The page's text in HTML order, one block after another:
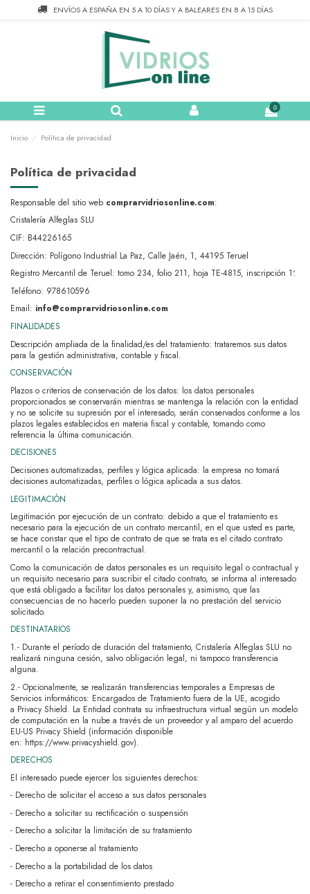
ENVÍOS A ESPAÑA EN 5 A 10 DÍAS Y A BALEARES EN 8 A 15 DÍAS
0
Inicio Política de privacidad
Política de privacidad
Responsable del sitio web comprarvidriosonline.com:
Cristalería Alfeglas SLU
CIF: B44226165
Dirección: Polígono Industrial La Paz, Calle Jaén, 1, 44195 Teruel
Registro Mercantil de Teruel: tomo 234, folio 211, hoja TE-4815, inscripción 1ª.
Teléfono: 978610596
Email: info@comprarvidriosonline.com
FINALIDADES
Descripción ampliada de la finalidad/es del tratamiento: trataremos sus datos
para la gestión administrativa, contable y fiscal.
CONSERVACIÓN
Plazos o criterios de conservación de los datos: los datos personales
proporcionados se conservarán mientras se mantenga la relación con la entidad
y no se solicite su supresión por el interesado, serán conservados conforme a los
plazos legales establecidos en materia fiscal y contable, tomando como
referencia la última comunicación.
DECISIONES
Decisiones automatizadas, perfiles y lógica aplicada: la empresa no tomará
decisiones automatizadas, perfiles o lógica aplicada a sus datos.
LEGITIMACIÓN
Legitimación por ejecución de un contrato: debido a que el tratamiento es
necesario para la ejecución de un contrato mercantil, en el que usted es parte,
se hace constar que el tipo de contrato de que se trata es el citado contrato
mercantil o la relación precontractual.
Como la comunicación de datos personales es un requisito legal o contractual y
un requisito necesario para suscribir el citado contrato, se informa al interesado
que está obligado a facilitar los datos personales y, asimismo, que las
consecuencias de no hacerlo pueden suponer la no prestación del servicio
solicitado.
DESTINATARIOS
1.- Durante el período de duración del tratamiento, Cristalería Alfeglas SLU no
realizará ninguna cesión, salvo obligación legal, ni tampoco transferencia
alguna.
2.- Opcionalmente, se realizarán transferencias temporales a Empresas de
Servicios informáticos: Encargados de Tratamiento fuera de la UE, acogido
a Privacy Shield. La Entidad contrata su infraestructura virtual según un modelo
de computación en la nube a través de un proveedor y al amparo del acuerdo
EU-US Privacy Shield (información disponible
en: https://www.privacyshield.gov).
DERECHOS
El interesado puede ejercer los siguientes derechos:
- Derecho de solicitar el acceso a sus datos personales
- Derecho a solicitar su rectificación o suspensión
- Derecho a solicitar la limitación de su tratamiento
- Derecho a oponerse al tratamiento
- Derecho a la portabilidad de los datos
- Derecho a retirar el consentimiento prestado